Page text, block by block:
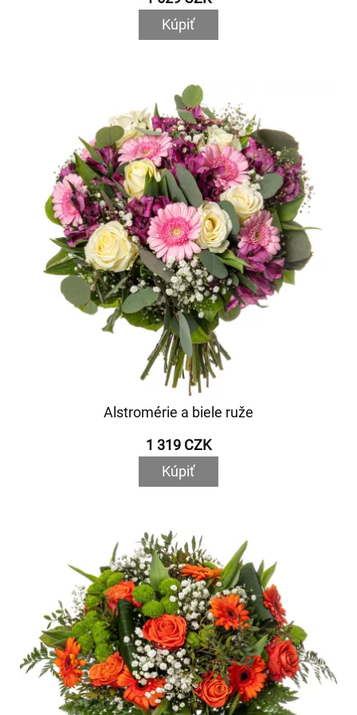
Kúpiť
Alstromérie a biele ruže
1 319 CZK
Kúpiť